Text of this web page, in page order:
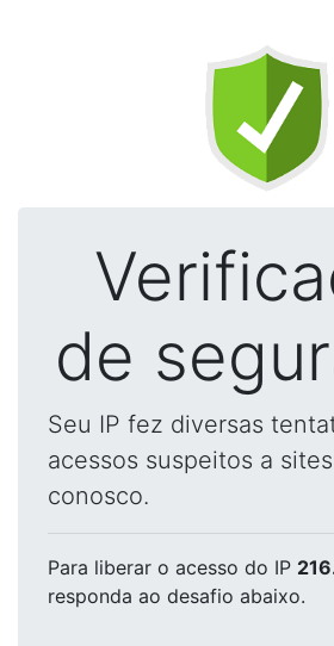
de
Seu IP fez diversas
acessos suspeitos a
conosco.
Para liberar o acesso do IP
responda ao desafio abaixo.